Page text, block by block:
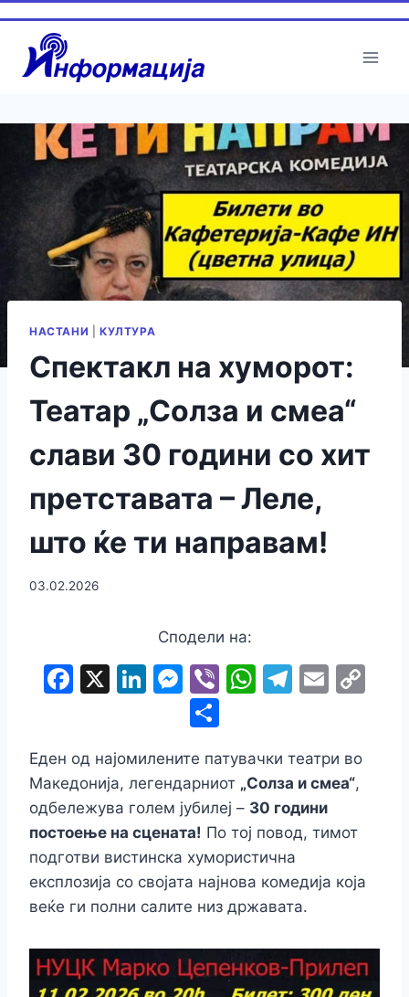
content
НАСТАНИ КУЛТУРА
Спектакл на хуморот:
Театар „Солза и смеа“
слави 30 години со хит
претставата – Леле,
што ќе ти направам!
03.02.2026
Сподели на:
F
e
b
o
o
k
X Li
e
dI
n
M
e
s
s
e
n
g
er
Vi W
s
A
p
p
T
gr
a
m
E
l
ar
e
Еден од најомилените патувачки театри во
Македонија, легендарниот „Солза и смеа“,
одбележува голем јубилеј – 30 години
постоење на сцената! По тој повод, тимот
подготви вистинска хумористична
експлозија со својата најнова комедија која
веќе ги полни салите низ државата.